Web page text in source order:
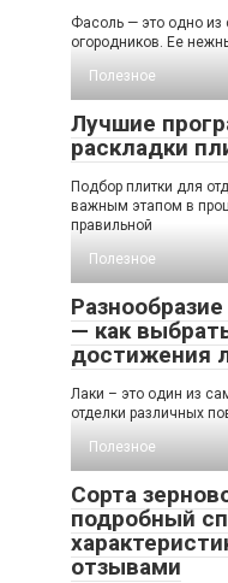
Фасоль — это одно
огородников. Ее
Полезное
Лучшие
раскладки
Подбор плитки для
важным этапом в
правильной
Полезное
— как
достижения
Лаки – это один из
отделки различных
Полезное
Сорта
подробный
отзывами